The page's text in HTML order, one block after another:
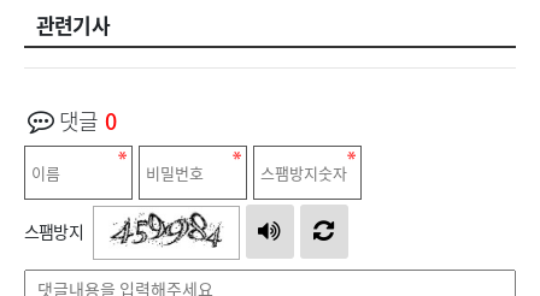
관련기사
댓글 0
스팸방지